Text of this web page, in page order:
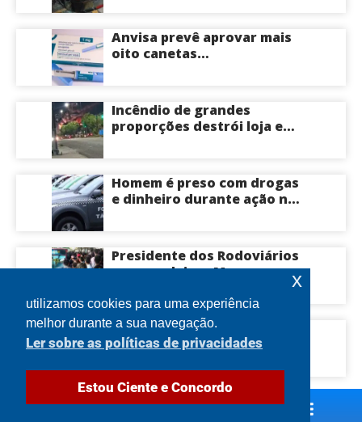
Anvisa prevê aprovar mais
oito canetas
Incêndio de grandes
proporções destrói loja e
Homem é preso com drogas
e dinheiro durante ação na
Presidente dos Rodoviários
ameaça deixar Manaus com
circulando na sexta-feira
(7) em plena reta eleitoral
Idoso morre após ser
atingido por tronco de
utilizamos cookies para uma experiência
melhor durante a sua navegação.
Ler sobre as políticas de privacidades
Estou Ciente e Concordo
x